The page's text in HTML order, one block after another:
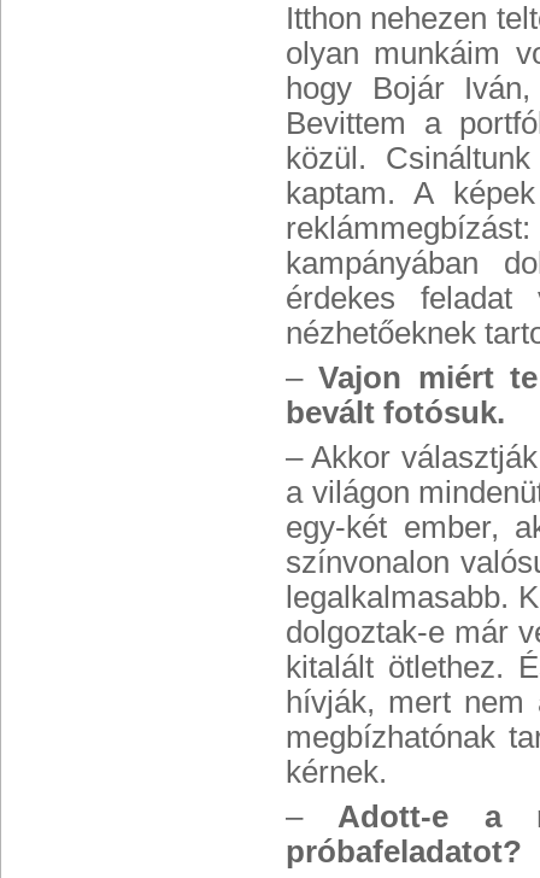
Itthon nehezen
olyan munkáim
hogy Bojár
Bevittem a
közül.
kaptam. A
kampányában
érdekes
nézhetőeknek
–Vajon miért
bevált fotósuk.
– Akkor
a világon
egy-két ember,
színvonalon
legalkalmasabb.
dolgoztak-e már
kitalált ötlethez.
hívják, mert
megbízhatónak
kérnek.
– Adott-e a
próbafeladatot?